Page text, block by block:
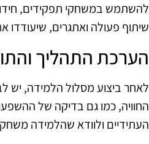
להשתמש במשחקי תפקידים,
שיתוף פעולה ואתגרים,
הערכת התהליך
לאחר ביצוע מסלול הלמידה,
החוויה, כמו גם בדיקה של
העתידיים ולוודא שהלמידה